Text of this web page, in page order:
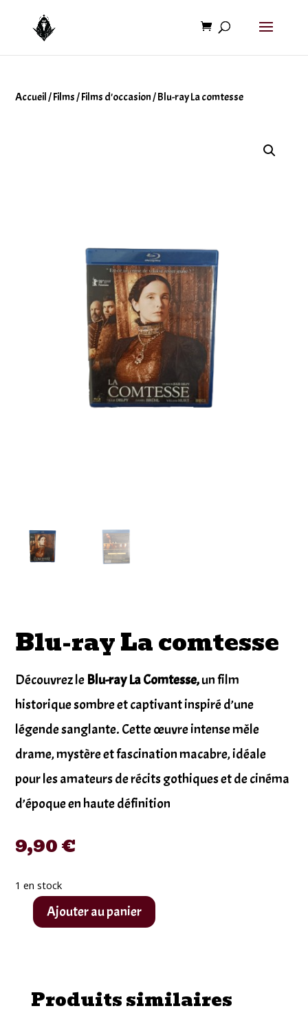
Accueil/Films/Films d'occasion/ Blu-ray La comtesse
Blu-ray La comtesse
Découvrez le Blu-ray La Comtesse,un film
historique sombre et captivant inspiré d’une
légende sanglante. Cette œuvre intense mêle
drame, mystère et fascination macabre, idéale
pour les amateurs de récits gothiques et de cinéma
d’époque en haute définition
9,90€
1 en stock
quantitéAjouter au panier
Produits similaires